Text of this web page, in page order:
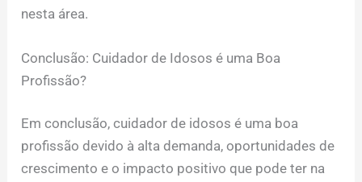
nesta área.
Conclusão: Cuidador de Idosos é uma Boa
Profissão?
Em conclusão, cuidador de idosos é uma boa
profissão devido à alta demanda, oportunidades de
crescimento e o impacto positivo que pode ter na